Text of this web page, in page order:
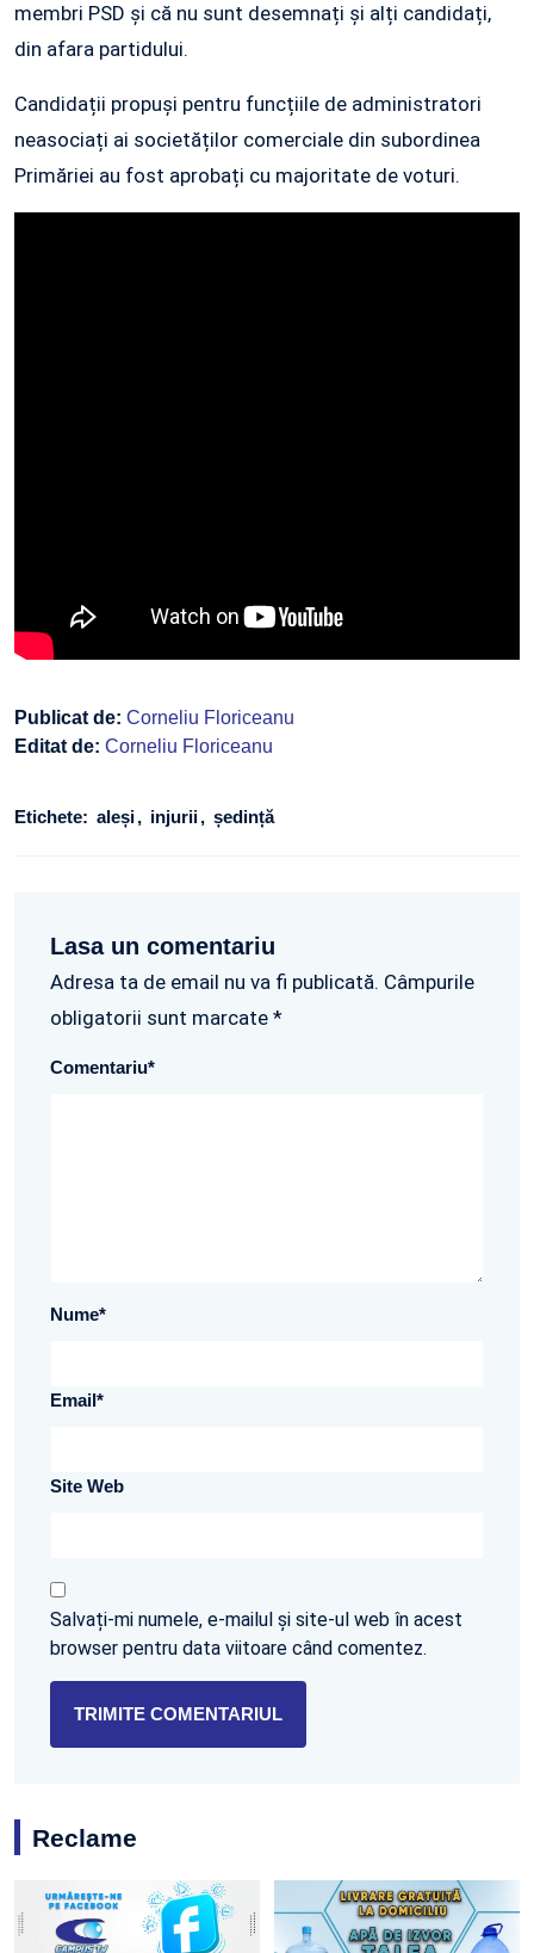
membri PSD și că nu sunt desemnați și alți candidați,
din afara partidului.
Candidații propuși pentru funcțiile de administratori
neasociați ai societăților comerciale din subordinea
Primăriei au fost aprobați cu majoritate de voturi.
Publicat de: Corneliu Floriceanu
Editat de: Corneliu Floriceanu
Etichete: aleși injurii ședință
Lasa un comentariu
Adresa ta de email nu va fi publicată. Câmpurile
obligatorii sunt marcate *
Comentariu*
Nume*
Email*
Site Web
Salvați-mi numele, e-mailul și site-ul web în acest
browser pentru data viitoare când comentez.
Reclame